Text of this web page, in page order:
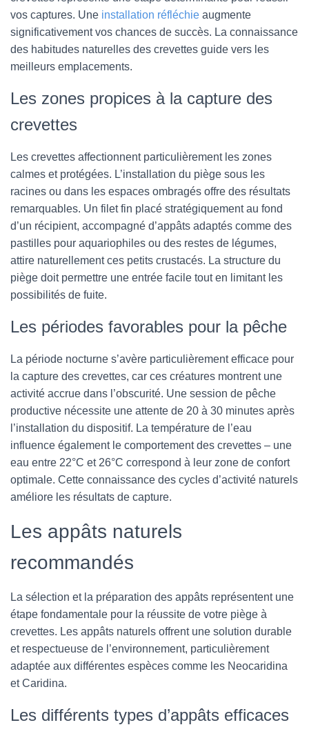
vos captures. Une installation réfléchie augmente
significativement vos chances de succès. La connaissance
des habitudes naturelles des crevettes guide vers les
meilleurs emplacements.
Les zones propices à la capture des
crevettes
Les crevettes affectionnent particulièrement les zones
calmes et protégées. L’installation du piège sous les
racines ou dans les espaces ombragés offre des résultats
remarquables. Un filet fin placé stratégiquement au fond
d’un récipient, accompagné d’appâts adaptés comme des
pastilles pour aquariophiles ou des restes de légumes,
attire naturellement ces petits crustacés. La structure du
piège doit permettre une entrée facile tout en limitant les
possibilités de fuite.
Les périodes favorables pour la pêche
La période nocturne s’avère particulièrement efficace pour
la capture des crevettes, car ces créatures montrent une
activité accrue dans l’obscurité. Une session de pêche
productive nécessite une attente de 20 à 30 minutes après
l’installation du dispositif. La température de l’eau
influence également le comportement des crevettes – une
eau entre 22°C et 26°C correspond à leur zone de confort
optimale. Cette connaissance des cycles d’activité naturels
améliore les résultats de capture.
Les appâts naturels
recommandés
La sélection et la préparation des appâts représentent une
étape fondamentale pour la réussite de votre piège à
crevettes. Les appâts naturels offrent une solution durable
et respectueuse de l’environnement, particulièrement
adaptée aux différentes espèces comme les Neocaridina
et Caridina.
Les différents types d’appâts efficaces